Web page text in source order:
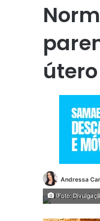
Andressa
(Foto: